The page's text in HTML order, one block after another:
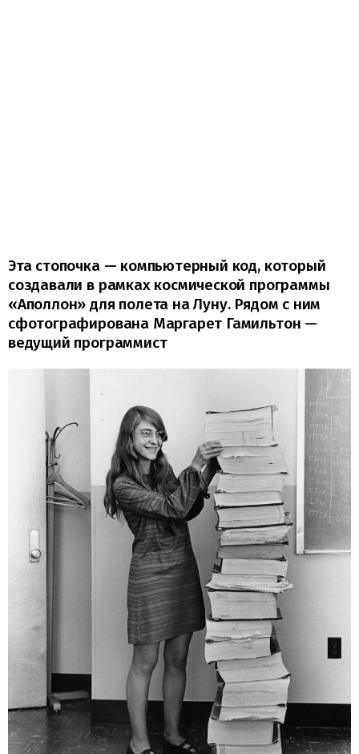
Эта стопочка — компьютерный код, который
создавали в рамках космической программы
«Аполлон» для полета на Луну. Рядом с ним
сфотографирована Маргарет Гамильтон —
ведущий программист